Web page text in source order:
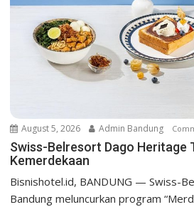
t
August 5, 2026 Admin Bandung
Swiss-Belresort Dago Heritage
Kemerdekaan
Bisnishotel.id, BANDUNG — Swiss-
Bandung meluncurkan program